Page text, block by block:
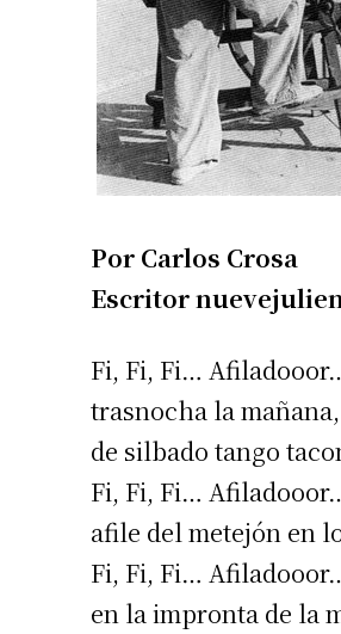
Por Carlos Crosa
Escritor
Fi, Fi, Fi…
trasnocha la
de silbado tango
Fi, Fi, Fi…
afile del metejón en
Fi, Fi, Fi…
en la impronta de la